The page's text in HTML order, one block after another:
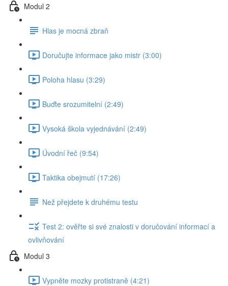
Modul 2
Hlas je mocná zbraň
Doručujte informace jako mistr (3:00)
Poloha hlasu (3:29)
Buďte srozumitelní (2:49)
Vysoká škola vyjednávání (2:49)
Úvodní řeč (9:54)
Taktika obejmutí (17:26)
Než přejdete k druhému testu
Test 2: ověřte si své znalosti v doručování informací a
ovlivňování
Modul 3
Vypněte mozky protistraně (4:21)